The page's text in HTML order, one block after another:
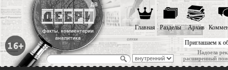
Приглашаем к
Надоела
расширенный
Главная Разделы Архив